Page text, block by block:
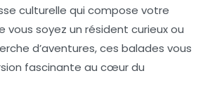
culturelle qui compose votre
vous soyez un résident curieux ou
d’aventures, ces balades vous
fascinante au cœur du